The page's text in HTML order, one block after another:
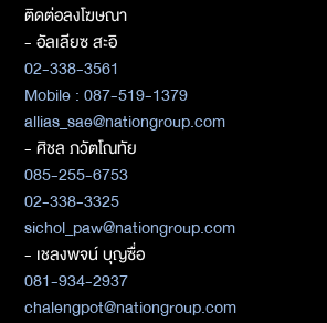
ติดต่อลงโฆษณา
- อัลเลียซ สะอิ
02-338-3561
Mobile : 087-519-1379
allias_sae@nationgroup.com
- ศิชล ภวัตโณทัย
085-255-6753
02-338-3325
sichol_paw@nationgroup.com
- เชลงพจน์ บุญซื่อ
081-934-2937
chalengpot@nationgroup.com